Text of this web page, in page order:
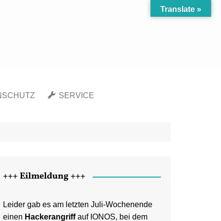
SERVICE
+++ Eilmeldung +++
Leider gab es am letzten Juli-Wochenende
einen Hackerangriffauf IONOS, bei dem
Translate »